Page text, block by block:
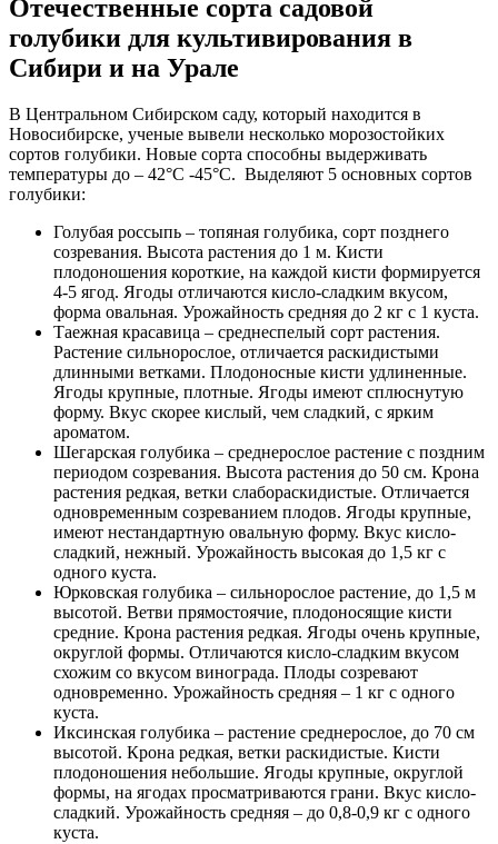
Отечественные сорта садовой
голубики для культивирования в
Сибири и на Урале
В Центральном Сибирском саду, который находится в
Новосибирске, ученые вывели несколько морозостойких
сортов голубики. Новые сорта способны выдерживать
температуры до – 42°C -45°C. Выделяют 5 основных сортов
голубики:
Голубая россыпь – топяная голубика, сорт позднего
созревания. Высота растения до 1 м. Кисти
плодоношения короткие, на каждой кисти формируется
4-5 ягод. Ягоды отличаются кисло-сладким вкусом,
форма овальная. Урожайность средняя до 2 кг с 1 куста.
Таежная красавица – среднеспелый сорт растения.
Растение сильнорослое, отличается раскидистыми
длинными ветками. Плодоносные кисти удлиненные.
Ягоды крупные, плотные. Ягоды имеют сплюснутую
форму. Вкус скорее кислый, чем сладкий, с ярким
ароматом.
Шегарская голубика – среднерослое растение с поздним
периодом созревания. Высота растения до 50 см. Крона
растения редкая, ветки слабораскидистые. Отличается
одновременным созреванием плодов. Ягоды крупные,
имеют нестандартную овальную форму. Вкус кисло-
сладкий, нежный. Урожайность высокая до 1,5 кг с
одного куста.
Юрковская голубика – сильнорослое растение, до 1,5 м
высотой. Ветви прямостоячие, плодоносящие кисти
средние. Крона растения редкая. Ягоды очень крупные,
округлой формы. Отличаются кисло-сладким вкусом
схожим со вкусом винограда. Плоды созревают
одновременно. Урожайность средняя – 1 кг с одного
куста.
Иксинская голубика – растение среднерослое, до 70 см
высотой. Крона редкая, ветки раскидистые. Кисти
плодоношения небольшие. Ягоды крупные, округлой
формы, на ягодах просматриваются грани. Вкус кисло-
сладкий. Урожайность средняя – до 0,8-0,9 кг с одного
куста.